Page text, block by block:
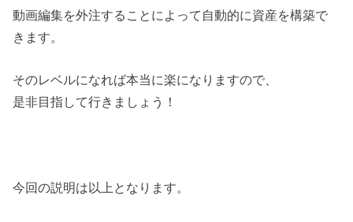
動画編集を外注することによって自動的に資産を構築で
きます。
そのレベルになれば本当に楽になりますので、
是非目指して行きましょう！
今回の説明は以上となります。